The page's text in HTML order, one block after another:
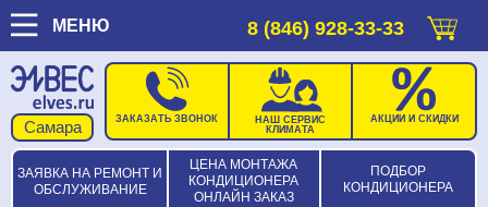
МЕНЮ 8 (846) 928-33-33
ЗАЯВКА НА РЕМОНТ И
ОБСЛУЖИВАНИЕ
ЦЕНА МОНТАЖА
КОНДИЦИОНЕРА
ОНЛАЙН ЗАКАЗ
ПОДБОР
КОНДИЦИОНЕРА
ЗАКАЗАТЬ ЗВОНОК
НАШ СЕРВИС
КЛИМАТА
АКЦИИ И СКИДКИ